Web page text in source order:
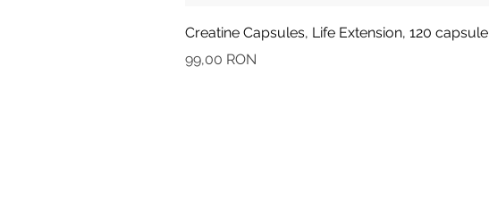
Creatine Capsules, Life Extension, 120 capsule
Preț
99,00 RON